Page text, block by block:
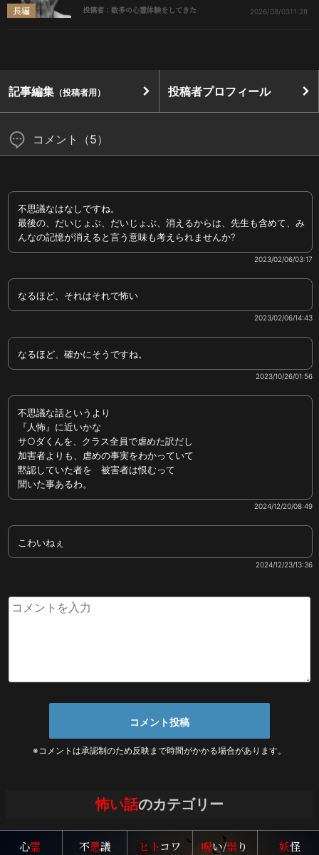
長編 投稿者：数多の心霊体験をしてきた 2026/08/0311:28
記事編集 （投稿者用） 投稿者プロフィール
コメント（5）
不思議なはなしですね。
最後の、だいじょぶ、だいじょぶ、消えるからは、先生も含めて、み
んなの記憶が消えると言う意味も考えられませんか?
2023/02/06/03:17
なるほど、それはそれで怖い
2023/02/06/14:43
なるほど、確かにそうですね。
2023/10/26/01:56
不思議な話というより
『人怖』に近いかな
サ○ダくんを、クラス全員で虐めた訳だし
加害者よりも、虐めの事実をわかっていて
黙認していた者を 被害者は恨むって
聞いた事あるわ。
2024/12/20/08:49
こわいねぇ
2024/12/23/13:36
※コメントは承認制のため反映まで時間がかかる場合があります。
怖い話のカテゴリー
心霊 不思議 ヒトコワ 呪い/祟り 妖怪